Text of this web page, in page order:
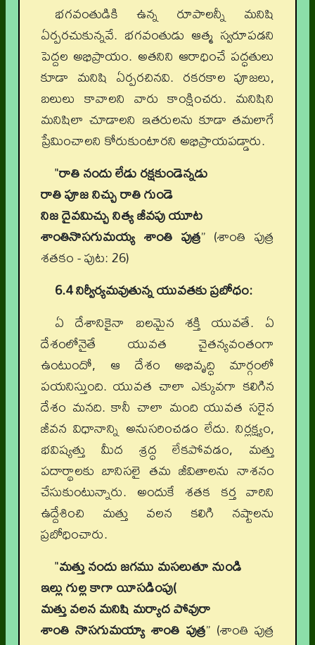
భగవంతుడికి ఉన్న రూపాలన్నీ మనిషి
ఏర్పరచుకున్నవే. భగవంతుడు ఆత్మ స్వరూపడని
పెద్దల అభిప్రాయం. అతనిని ఆరాధించే పద్ధతులు
కూడా మనిషి ఏర్పరచినవి. రకరకాల పూజలు,
బలులు కావాలని వారు కాంక్షించరు. మనిషిని
మనిషిలా చూడాలని ఇతరులను కూడా తమలాగే
ప్రేమించాలని కోరుకుంటారని అభిప్రాయపడ్డారు.
"రాతి నందు లేడు రక్షకుండెన్నడు
రాతి పూజ నిచ్చు రాతి గుండె
నిజ దైవమిచ్చు నిత్య జీవపు యూట
శాంతినొసగుమయ్య శాంతి పుత్ర” (శాంతి పుత్ర
శతకం - పుట: 26)
6.4 నిర్వీర్యమవుతున్న యువతకు ప్రబోధం:
ఏ దేశానికైనా బలమైన శక్తి యువతే. ఏ
దేశంలోనైతే యువత చైతన్యవంతంగా
ఉంటుందో, ఆ దేశం అభివృద్ధి మార్గంలో
పయనిస్తుంది. యువత చాలా ఎక్కువగా కలిగిన
దేశం మనది. కానీ చాలా మంది యువత సరైన
జీవన విధానాన్ని అనుసరించడం లేదు. నిర్లక్ష్యం,
భవిష్యత్తు మీద శ్రద్ధ లేకపోవడం, మత్తు
పదార్థాలకు బానిసలై తమ జీవితాలను నాశనం
చేసుకుంటున్నారు. అందుకే శతక కర్త వారిని
ఉద్దేశించి మత్తు వలన కలిగి నష్టాలను
ప్రబోధించారు.
"మత్తు నందు జగము మసలుతూ నుండి
ఇల్లు గుల్ల కాగా యీసడింపు(
మత్తు వలన మనిషి మర్యాద పోవురా
శాంతి నొసగుమయ్యా శాంతి పుత్ర” (శాంతి పుత్ర